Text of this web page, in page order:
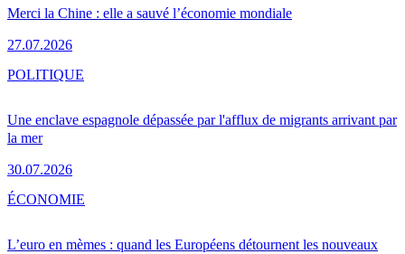
Merci la Chine : elle a sauvé l’économie mondiale
27.07.2026
Une enclave espagnole dépassée par l'afflux de migrants arrivant par
la mer
30.07.2026
POLITIQUE
L’euro en mèmes : quand les Européens détournent les nouveaux
ÉCONOMIE